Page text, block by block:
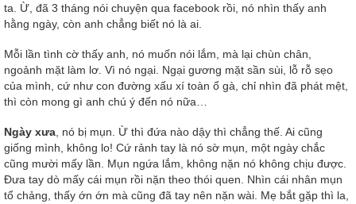
ta. Ừ, đã 3 tháng nói chuyện qua facebook rồi, nó nhìn thấy anh
hằng ngày, còn anh chẳng biết nó là ai.
Mỗi lần tình cờ thấy anh, nó muốn nói lắm, mà lại chùn chân,
ngoảnh mặt làm lơ. Vì nó ngại. Ngại gương mặt sần sùi, lỗ rỗ sẹo
của mình, cứ như con đường xấu xí toàn ổ gà, chỉ nhìn đã phát mệt,
thì còn mong gì anh chú ý đến nó nữa…
Ngày xưa , nó bị mụn. Ừ thì đứa nào dậy thì chẳng thế. Ai cũng
giống mình, không lo! Cứ rảnh tay là nó sờ mụn, một ngày chắc
cũng mười mấy lần. Mụn ngứa lắm, không nặn nó không chịu được.
Đưa tay dò mấy cái mụn rồi nặn theo thói quen. Nhìn cái nhân mụn
tổ chảng, thấy ớn ớn mà cũng đã tay nên nặn wài. Mẹ bắt gặp thì la,